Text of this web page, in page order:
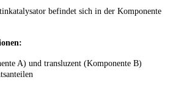
befindet sich in der Komponente
A) und transluzent (Komponente B)